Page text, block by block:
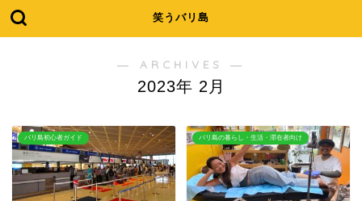
笑うバリ島
― ARCHIVES ―
2023年 2月
バリ島初心者ガイド バリ島の暮らし・生活・滞在者向け